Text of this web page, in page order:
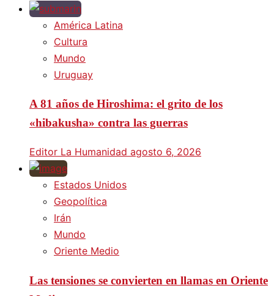
América Latina
Cultura
Mundo
Uruguay
A 81 años de Hiroshima: el grito de los
«hibakusha» contra las guerras
Editor La Humanidad agosto 6, 2026
Estados Unidos
Geopolítica
Irán
Mundo
Oriente Medio
Las tensiones se convierten en llamas en Oriente